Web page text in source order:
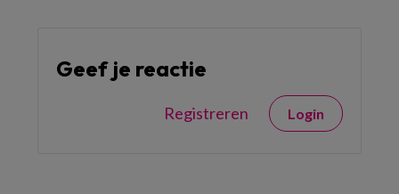
Geef je reactie
Registreren Login